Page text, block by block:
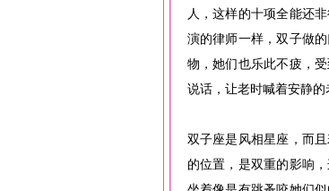
人，这样的十项全能还
演的律师一样，双子做
物，她们也乐此不疲，
说话，让老时喊着安静的
双子座是风相星座，而
的位置，是双重的影响